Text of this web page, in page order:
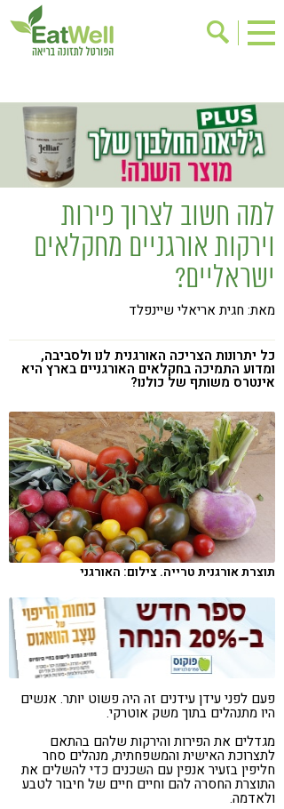
בישול בריא
אינדקס עסקים
ריפוי ומניעת מחלות
בריאות האישה
תוספי תזונה
מתכוני בריאות
אירועים
שינוי תזונתי
גישות בתזונה
דיאטה
ניקוי רעלים
ילדים
תזונה וספורט
הפרעות קשב & ריכוז
אכילה רגשית
רגישות לגלוטן
טעים להכיר
קורונה
טבעונות
למה חשוב לצרוך פירות
וירקות אורגניים מחקלאים
ישראליים?
מאת: חגית אריאלי שיינפלד
כל יתרונות הצריכה האורגנית לנו ולסביבה,
ומדוע התמיכה בחקלאים האורגניים בארץ היא
אינטרס משותף של כולנו?
תוצרת אורגנית טרייה. צילום: האורגני
פעם לפני עידן עידנים זה היה פשוט יותר. אנשים
היו מתנהלים בתוך משק אוטרקי.
מגדלים את הפירות והירקות שלהם בהתאם
לתצרוכת האישית והמשפחתית, מנהלים סחר
חליפין בזעיר אנפין עם השכנים כדי להשלים את
התוצרת החסרה להם וחיים חיים של חיבור לטבע
ולאדמה.